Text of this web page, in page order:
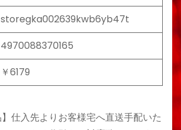
storegka002639kwb6yb47t
4970088370165
￥6179
】仕入先よりお客様宅へ直送手配いた